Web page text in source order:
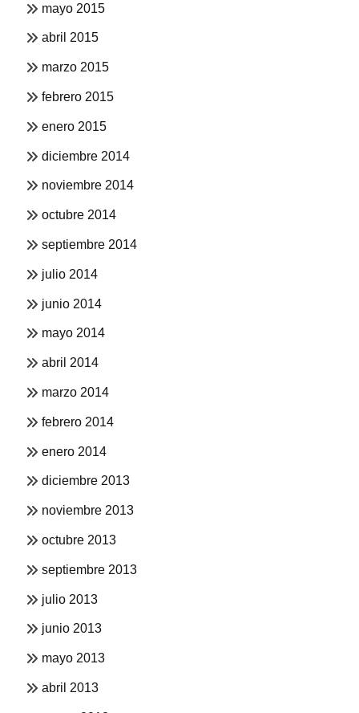
mayo 2015
abril 2015
marzo 2015
febrero 2015
enero 2015
diciembre 2014
noviembre 2014
octubre 2014
septiembre 2014
julio 2014
junio 2014
mayo 2014
abril 2014
marzo 2014
febrero 2014
enero 2014
diciembre 2013
noviembre 2013
octubre 2013
septiembre 2013
julio 2013
junio 2013
mayo 2013
abril 2013